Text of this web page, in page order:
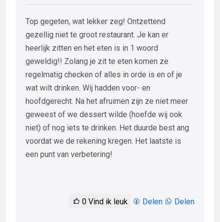
Top gegeten, wat lekker zeg! Ontzettend
gezellig niet te groot restaurant. Je kan er
heerlijk zitten en het eten is in 1 woord
geweldig!! Zolang je zit te eten komen ze
regelmatig checken of alles in orde is en of je
wat wilt drinken. Wij hadden voor- en
hoofdgerecht. Na het afruimen zijn ze niet meer
geweest of we dessert wilde (hoefde wij ook
niet) of nog iets te drinken. Het duurde best ang
voordat we de rekening kregen. Het laatste is
een punt van verbetering!
0 Vind ik leuk Delen Delen